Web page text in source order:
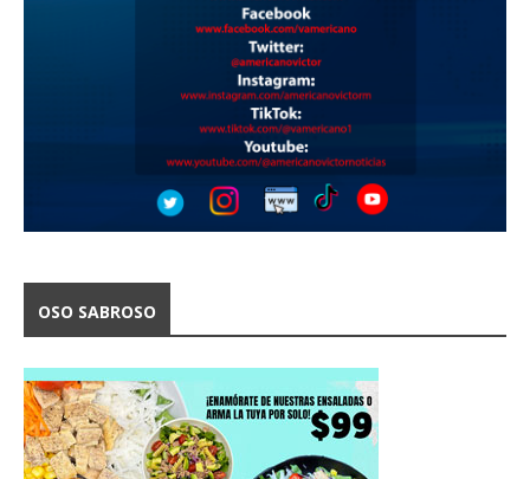
OSO SABROSO